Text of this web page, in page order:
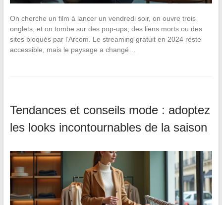
On cherche un film à lancer un vendredi soir, on ouvre trois
onglets, et on tombe sur des pop-ups, des liens morts ou des
sites bloqués par l’Arcom. Le streaming gratuit en 2024 reste
accessible, mais le paysage a changé…
Tendances et conseils mode : adoptez
les looks incontournables de la saison